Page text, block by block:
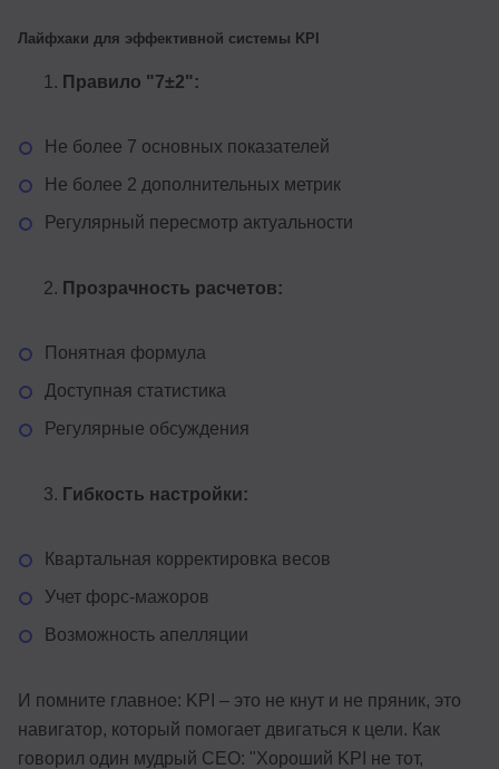
Лайфхаки для эффективной системы KPI
Правило "7±2":
Не более 7 основных показателей
Не более 2 дополнительных метрик
Регулярный пересмотр актуальности
Прозрачность расчетов:
Понятная формула
Доступная статистика
Регулярные обсуждения
Гибкость настройки:
Квартальная корректировка весов
Учет форс-мажоров
Возможность апелляции
И помните главное: KPI – это не кнут и не пряник, это
навигатор, который помогает двигаться к цели. Как
говорил один мудрый CEO: "Хороший KPI не тот,